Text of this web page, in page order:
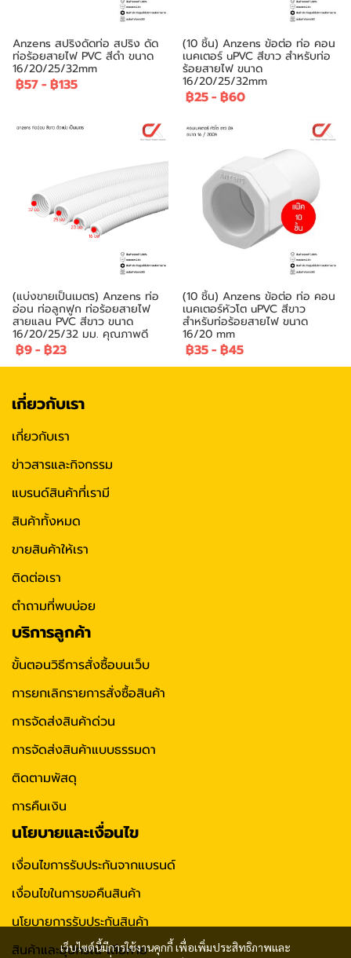
Anzens สปริงดัดท่อ สปริง ดัด
ท่อร้อยสายไฟ PVC สีดำ ขนาด
16/20/25/32mm
฿57- ฿135
(10 ชิ้น) Anzens ข้อต่อ ท่อ คอน
เนคเตอร์ uPVC สีขาว สำหรับท่อ
ร้อยสายไฟ ขนาด
16/20/25/32mm
฿25- ฿60
(แบ่งขายเป็นเมตร) Anzens ท่อ
อ่อน ท่อลูกฟูก ท่อร้อยสายไฟ
สายแลน PVC สีขาว ขนาด
16/20/25/32 มม. คุณภาพดี
฿9- ฿23
(10 ชิ้น) Anzens ข้อต่อ ท่อ คอน
เนคเตอร์หัวโต uPVC สีขาว
สำหรับท่อร้อยสายไฟ ขนาด
16/20 mm
฿35- ฿45
เว็บไซต์นี้มีการใช้งานคุกกี้ เพื่อเพิ่มประสิทธิภาพและ
เกี่ยวกับเรา
เกี่ยวกับเรา
ข่าวสารและกิจกรรม
แบรนด์สินค้าที่เรามี
สินค้าทั้งหมด
ขายสินค้าให้เรา
ติดต่อเรา
ตำถามที่พบบ่อย
บริการลูกค้า
ขั้นตอนวิธีการสั่งซื้อบนเว็บ
การยกเลิกรายการสั่งซื้อสินค้า
การจัดส่งสินค้าด่วน
การจัดส่งสินค้าแบบธรรมดา
ติดตามพัสดุ
การคืนเงิน
นโยบายและเงื่อนไข
เงื่อนไขการรับประกันจากแบรนด์
เงื่อนไขในการขอคืนสินค้า
นโยบายการรับประกันสินค้า
สินค้าและอุปกรณ์ เสียหาย